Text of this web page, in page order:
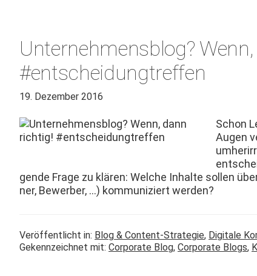
Unternehmensblog?
#entscheidungtreffen
19. Dezember 2016
Schon
Augen
gende Frage zu klären: Welche Inhalte sollen
ner, Bewer­ber, …) kom­mu­niziert werden?
Veröffentlicht in: Blog & Content-Strategie, Digitale
Gekennzeichnet mit: Corporate Blog, Corporate Blogs,